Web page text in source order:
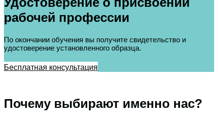
рабочей профессии
По окончании обучения вы получите свидетельство и
удостоверение установленного образца.
Бесплатная консультация
Почему выбирают именно нас?